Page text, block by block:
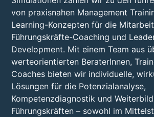
von praxisnahen Management
Learning-Konzepten für die
Führungskräfte-Coaching und
Development. Mit einem Team aus
werteorientierten BeraterInnen,
Coaches bieten wir individuelle,
Lösungen für die Potenzialanalyse,
Kompetenzdiagnostik und
Führungskräften – sowohl im